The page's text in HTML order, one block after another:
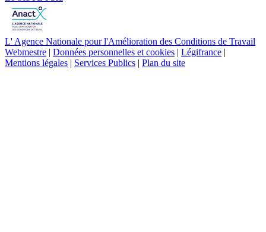
L' Agence Nationale pour l'Amélioration des Conditions de Travail
Webmestre | Données personnelles et cookies | Légifrance |
Mentions légales | Services Publics | Plan du site